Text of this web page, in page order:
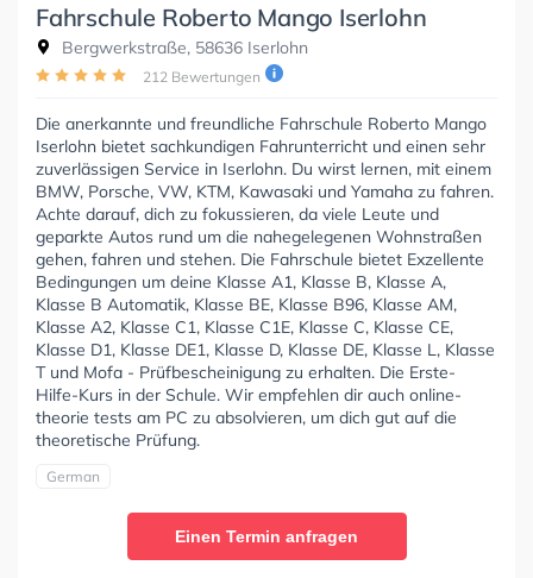
Fahrschule Roberto Mango Iserlohn
Bergwerkstraße, 58636 Iserlohn
212 Bewertungen
Die anerkannte und freundliche Fahrschule Roberto Mango
Iserlohn bietet sachkundigen Fahrunterricht und einen sehr
zuverlässigen Service in Iserlohn. Du wirst lernen, mit einem
BMW, Porsche, VW, KTM, Kawasaki und Yamaha zu fahren.
Achte darauf, dich zu fokussieren, da viele Leute und
geparkte Autos rund um die nahegelegenen Wohnstraßen
gehen, fahren und stehen. Die Fahrschule bietet Exzellente
Bedingungen um deine Klasse A1, Klasse B, Klasse A,
Klasse B Automatik, Klasse BE, Klasse B96, Klasse AM,
Klasse A2, Klasse C1, Klasse C1E, Klasse C, Klasse CE,
Klasse D1, Klasse DE1, Klasse D, Klasse DE, Klasse L, Klasse
T und Mofa - Prüfbescheinigung zu erhalten. Die Erste-
Hilfe-Kurs in der Schule. Wir empfehlen dir auch online-
theorie tests am PC zu absolvieren, um dich gut auf die
theoretische Prüfung.
German
Einen Termin anfragen